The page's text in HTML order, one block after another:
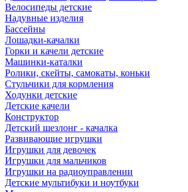
Велосипеды детские
Надувные изделия
Бассейны
Лошадки-качалки
Горки и качели детские
Машинки-каталки
Ролики, скейты, самокаты, коньки
Стульчики для кормления
Ходунки детские
Детские качели
Конструктор
Детский шезлонг - качалка
Развивающие игрушки
Игрушки для девочек
Игрушки для мальчиков
Игрушки на радиоуправлении
Детские мультибуки и ноутбуки